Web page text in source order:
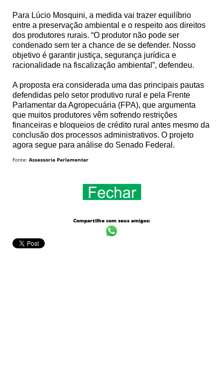
Para Lúcio Mosquini, a medida vai trazer equilíbrio
entre a preservação ambiental e o respeito aos direitos
dos produtores rurais. “O produtor não pode ser
condenado sem ter a chance de se defender. Nosso
objetivo é garantir justiça, segurança jurídica e
racionalidade na fiscalização ambiental”, defendeu.
A proposta era considerada uma das principais pautas
defendidas pelo setor produtivo rural e pela Frente
Parlamentar da Agropecuária (FPA), que argumenta
que muitos produtores vêm sofrendo restrições
financeiras e bloqueios de crédito rural antes mesmo da
conclusão dos processos administrativos. O projeto
agora segue para análise do Senado Federal.
Fonte: Assessoria Parlamentar
Compartilhe com seus amigos: